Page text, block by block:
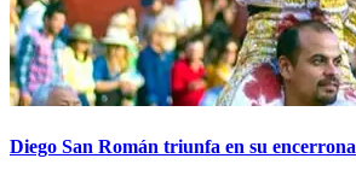
Diego San Román triunfa en su encerrona